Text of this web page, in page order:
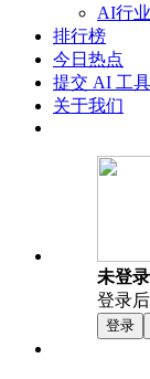
AI行
排行榜
今日热点
提交 AI 工具
关于我们
未登录
登录
登录